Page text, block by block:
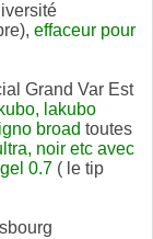
effaceur pour
Grand Var Est
lakubo
broad toutes
noir etc avec
0.7 ( le tip